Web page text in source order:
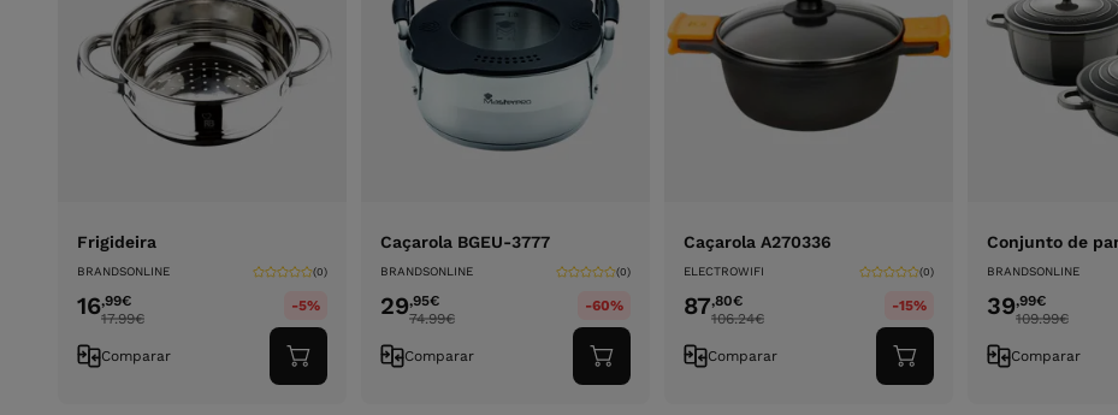
Frigideira
BRANDSONLINE (0)
16,99€
17.99€
-5%
Comparar
Adicionar
ao
Caçarola BGEU-3777
BRANDSONLINE (0)
29,95€
74.99€
-60%
Comparar
Adicionar
ao
Caçarola A270336
ELECTROWIFI (0)
87,80€
106.24€
-15%
Comparar
Adicionar
ao
Conjunto de
BRANDSONLINE
39,99€
109.99€
Comparar